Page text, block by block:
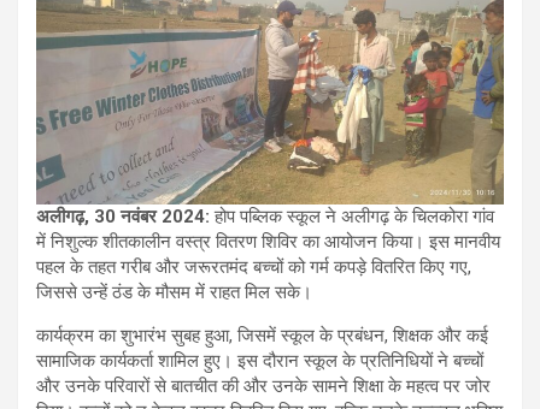
अलीगढ़, 30 नवंबर 2024: होप पब्लिक स्कूल ने अलीगढ़ के चिलकोरा गांव
में निशुल्क शीतकालीन वस्त्र वितरण शिविर का आयोजन किया। इस मानवीय
पहल के तहत गरीब और जरूरतमंद बच्चों को गर्म कपड़े वितरित किए गए,
जिससे उन्हें ठंड के मौसम में राहत मिल सके।
कार्यक्रम का शुभारंभ सुबह हुआ, जिसमें स्कूल के प्रबंधन, शिक्षक और कई
सामाजिक कार्यकर्ता शामिल हुए। इस दौरान स्कूल के प्रतिनिधियों ने बच्चों
और उनके परिवारों से बातचीत की और उनके सामने शिक्षा के महत्व पर जोर